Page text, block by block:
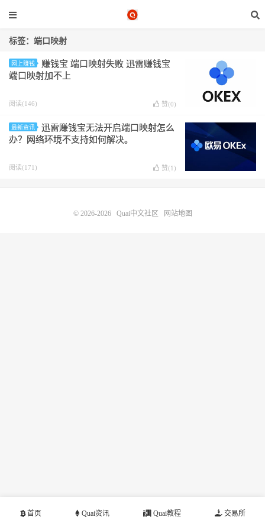
标签：端口映射
网上赚钱
赚钱宝 端口映射失败 迅雷赚钱宝
端口映射加不上
阅读(146) 赞(0)
最新资讯
迅雷赚钱宝无法开启端口映射怎么
办？网络环境不支持如何解决。
阅读(171) 赞(1 )
首页 Quai资讯 Quai教程 交易所
© 2026-2026 Quai中文社区 网站地图